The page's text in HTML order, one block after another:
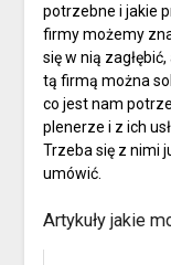
potrzebne i jakie
firmy możemy
się w nią
tą firmą można
co jest nam
plenerze i z ich
Trzeba się z nimi
umówić.
Artykuły jakie